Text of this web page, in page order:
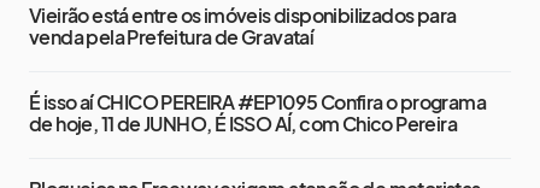
Vieirão está entre os imóveis disponibilizados para
venda pela Prefeitura de Gravataí
É isso aí CHICO PEREIRA #EP1095 Confira o programa
de hoje, 11 de JUNHO, É ISSO AÍ, com Chico Pereira